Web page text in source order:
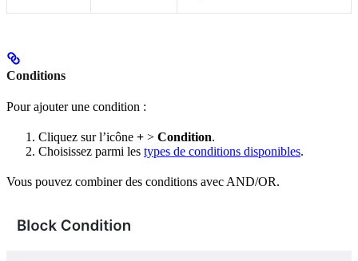
Conditions
Pour ajouter une condition :
Cliquez sur l’icône + > Condition.
Choisissez parmi les types de conditions disponibles.
Vous pouvez combiner des conditions avec AND/OR.